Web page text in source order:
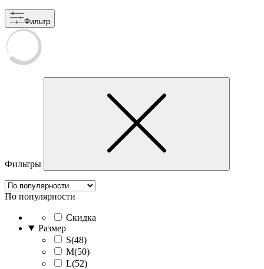
Фильтр
Фильтры
По популярности
Скидка
Размер
S(48)
M(50)
L(52)